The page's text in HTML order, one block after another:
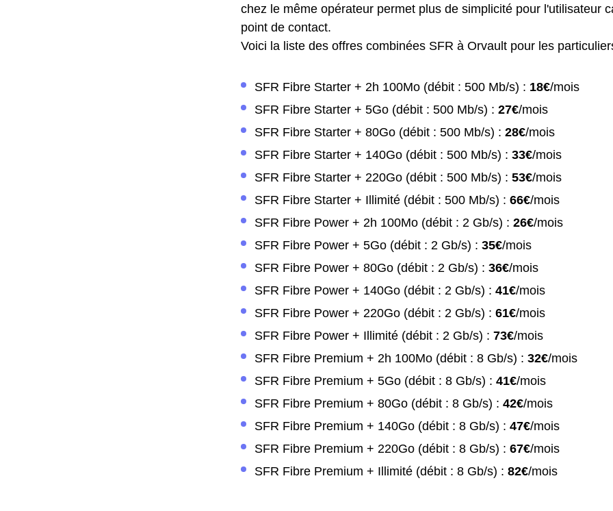
chez le même opérateur permet plus de simplicité pour l'utilisateur
point de contact.
Voici la liste des offres combinées SFR à Orvault pour les
SFR Fibre Starter + 2h 100Mo (débit : 500 Mb/s) : 18€/mois
SFR Fibre Starter + 5Go (débit : 500 Mb/s) : 27€/mois
SFR Fibre Starter + 80Go (débit : 500 Mb/s) : 28€/mois
SFR Fibre Starter + 140Go (débit : 500 Mb/s) : 33€/mois
SFR Fibre Starter + 220Go (débit : 500 Mb/s) : 53€/mois
SFR Fibre Starter + Illimité (débit : 500 Mb/s) : 66€/mois
SFR Fibre Power + 2h 100Mo (débit : 2 Gb/s) : 26€/mois
SFR Fibre Power + 5Go (débit : 2 Gb/s) : 35€/mois
SFR Fibre Power + 80Go (débit : 2 Gb/s) : 36€/mois
SFR Fibre Power + 140Go (débit : 2 Gb/s) : 41€/mois
SFR Fibre Power + 220Go (débit : 2 Gb/s) : 61€/mois
SFR Fibre Power + Illimité (débit : 2 Gb/s) : 73€/mois
SFR Fibre Premium + 2h 100Mo (débit : 8 Gb/s) : 32€/mois
SFR Fibre Premium + 5Go (débit : 8 Gb/s) : 41€/mois
SFR Fibre Premium + 80Go (débit : 8 Gb/s) : 42€/mois
SFR Fibre Premium + 140Go (débit : 8 Gb/s) : 47€/mois
SFR Fibre Premium + 220Go (débit : 8 Gb/s) : 67€/mois
SFR Fibre Premium + Illimité (débit : 8 Gb/s) : 82€/mois